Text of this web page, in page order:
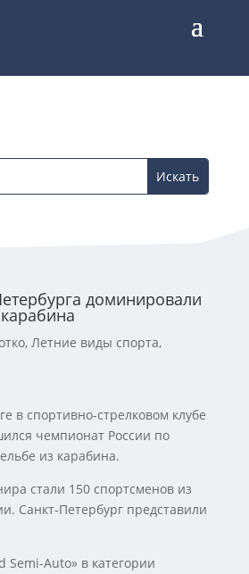
доминировали
, Летние виды спорта,
в спортивно-стрелковом клубе
чемпионат России по
из карабина.
стали 150 спортсменов из
Санкт‑Петербург представили
Semi-Auto» в категории